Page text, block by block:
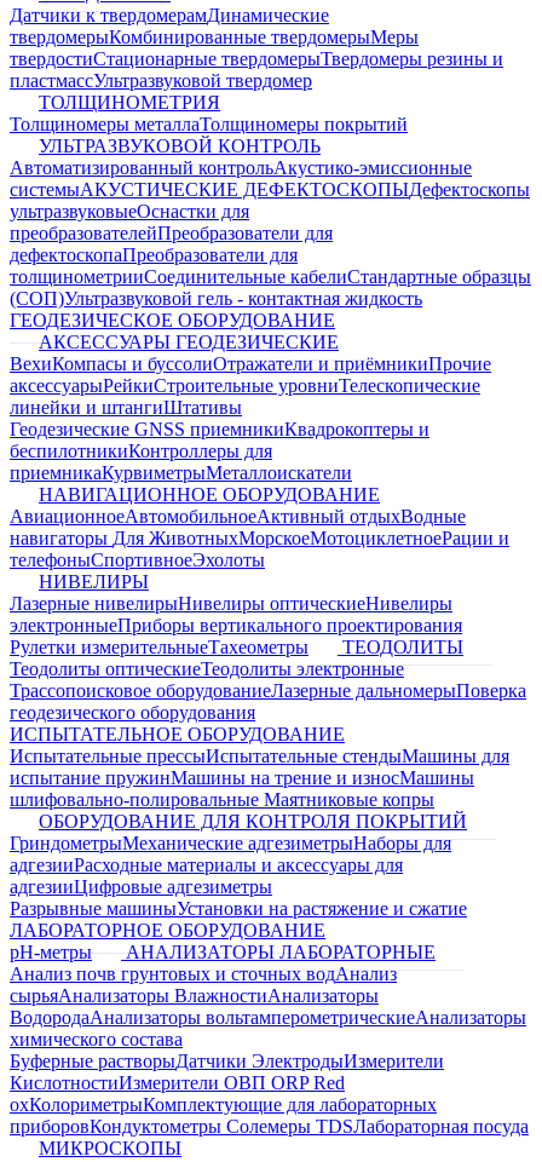
Датчики к твердомерамДинамические
твердомерыКомбинированные твердомерыМеры
твердостиСтационарные твердомерыТвердомеры резины и
пластмассУльтразвуковой твердомер
ТОЛЩИНОМЕТРИЯ
Толщиномеры металлаТолщиномеры покрытий
УЛЬТРАЗВУКОВОЙ КОНТРОЛЬ
Автоматизированный контрольАкустико-эмиссионные
системыАКУСТИЧЕСКИЕ ДЕФЕКТОСКОПЫДефектоскопы
ультразвуковыеОснастки для
преобразователейПреобразователи для
дефектоскопаПреобразователи для
толщинометрииСоединительные кабелиСтандартные образцы
(СОП)Ультразвуковой гель - контактная жидкость
ГЕОДЕЗИЧЕСКОЕ ОБОРУДОВАНИЕ
АКСЕССУАРЫ ГЕОДЕЗИЧЕСКИЕ
ВехиКомпасы и буссолиОтражатели и приёмникиПрочие
аксессуарыРейкиСтроительные уровниТелескопические
линейки и штангиШтативы
Геодезические GNSS приемникиКвадрокоптеры и
беспилотникиКонтроллеры для
приемникаКурвиметрыМеталлоискатели
НАВИГАЦИОННОЕ ОБОРУДОВАНИЕ
АвиационноеАвтомобильноеАктивный отдыхВодные
навигаторы Для ЖивотныхМорскоеМотоциклетноеРации и
телефоныСпортивноеЭхолоты
НИВЕЛИРЫ
Лазерные нивелирыНивелиры оптическиеНивелиры
электронныеПриборы вертикального проектирования
Рулетки измерительныеТахеометры
ТЕОДОЛИТЫ
Теодолиты оптическиеТеодолиты электронные
Трассопоисковое оборудованиеЛазерные дальномерыПоверка
геодезического оборудования
ИСПЫТАТЕЛЬНОЕ ОБОРУДОВАНИЕ
Испытательные прессыИспытательные стендыМашины для
испытание пружинМашины на трение и износМашины
шлифовально-полировальные Маятниковые копры
ОБОРУДОВАНИЕ ДЛЯ КОНТРОЛЯ ПОКРЫТИЙ
ГриндометрыМеханические адгезиметрыНаборы для
адгезииРасходные материалы и аксессуары для
адгезииЦифровые адгезиметры
Разрывные машиныУстановки на растяжение и сжатие
ЛАБОРАТОРНОЕ ОБОРУДОВАНИЕ
pH-метры
АНАЛИЗАТОРЫ ЛАБОРАТОРНЫЕ
Анализ почв грунтовых и сточных водАнализ
сырьяАнализаторы ВлажностиАнализаторы
ВодородаАнализаторы вольтамперометрическиеАнализаторы
химического состава
Буферные растворыДатчики ЭлектродыИзмерители
КислотностиИзмерители ОВП ORP Red
oxКолориметрыКомплектующие для лабораторных
приборовКондуктометры Солемеры TDSЛабораторная посуда
МИКРОСКОПЫ